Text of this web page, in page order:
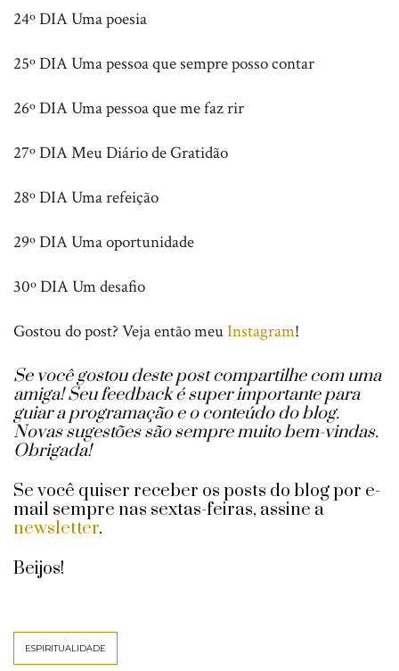
24º DIA Uma poesia
25º DIA Uma pessoa que sempre posso contar
26º DIA Uma pessoa que me faz rir
27º DIA Meu Diário de Gratidão
28º DIA Uma refeição
29º DIA Uma oportunidade
30º DIA Um desafio
Gostou do post? Veja então meuInstagram!
Se você gostou deste post compartilhe com uma
amiga! Seu feedback é super importante para
guiar a programação e o conteúdo do blog.
Novas sugestões são sempre muito bem-vindas.
Obrigada!
Se você quiser receber os posts do blog por e-
mail sempre nas sextas-feiras, assine a
newsletter.
Beijos!
ESPIRITUALIDADE